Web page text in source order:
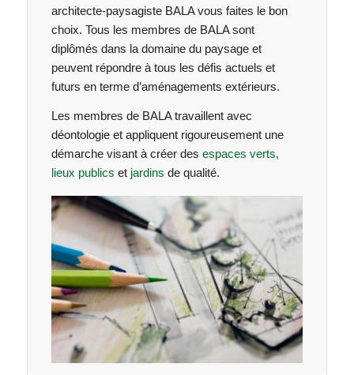
architecte-paysagiste BALA vous faites le bon
choix. Tous les membres de BALA sont
diplômés dans la domaine du paysage et
peuvent répondre à tous les défis actuels et
futurs en terme d’aménagements extérieurs.
Les membres de BALA travaillent avec
déontologie et appliquent rigoureusement une
démarche visant à créer des espaces verts,
lieux publics et jardins de qualité.